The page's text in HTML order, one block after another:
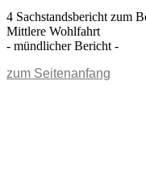
4 Sachstandsbericht zum
Mittlere Wohlfahrt
- mündlicher Bericht -
zum Seitenanfang